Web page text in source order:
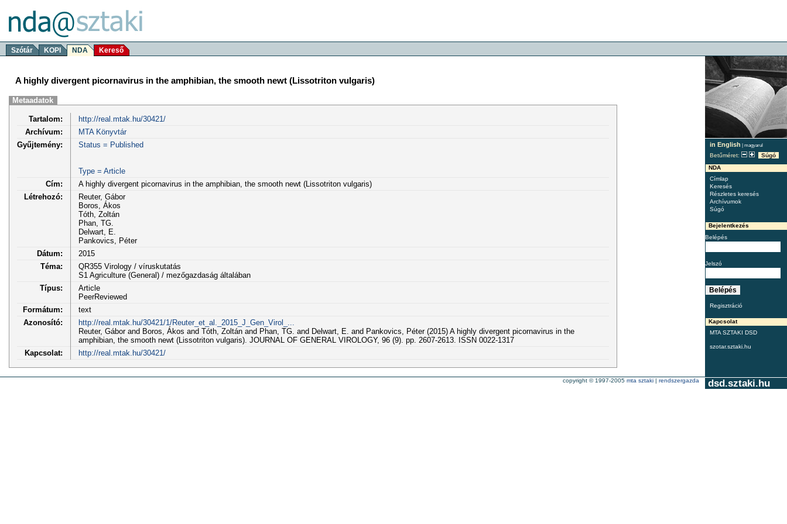
Szótár KOPI NDA Kereső
in English | magyarul
Betűméret:
Súgó
NDA
Címlap
Keresés
Részletes keresés
Archívumok
Súgó
Bejelentkezés
Belépés
Jelszó
Regisztráció
Kapcsolat
MTA SZTAKI DSD
szotar.sztaki.hu
A highly divergent picornavirus in the amphibian, the smooth newt (Lissotriton vulgaris)
Metaadatok
Tartalom:
http://real.mtak.hu/30421/
Archívum:
MTA Könyvtár
Gyűjtemény:
Status = Published
Type = Article
Cím:
A highly divergent picornavirus in the amphibian, the smooth newt (Lissotriton vulgaris)
Létrehozó:
Reuter, Gábor
Boros, Ákos
Tóth, Zoltán
Phan, TG.
Delwart, E.
Pankovics, Péter
Dátum:
2015
Téma:
QR355 Virology / víruskutatás
S1 Agriculture (General) / mezőgazdaság általában
Típus:
Article
PeerReviewed
Formátum:
text
Azonosító:
http://real.mtak.hu/30421/1/Reuter_et_al._2015_J_Gen_Virol_...
Reuter, Gábor and Boros, Ákos and Tóth, Zoltán and Phan, TG. and Delwart, E. and Pankovics, Péter (2015) A highly divergent picornavirus in the
amphibian, the smooth newt (Lissotriton vulgaris). JOURNAL OF GENERAL VIROLOGY, 96 (9). pp. 2607-2613. ISSN 0022-1317
Kapcsolat:
http://real.mtak.hu/30421/
dsd.sztaki.hu
copyright © 1997-2005 mta sztaki | rendszergazda